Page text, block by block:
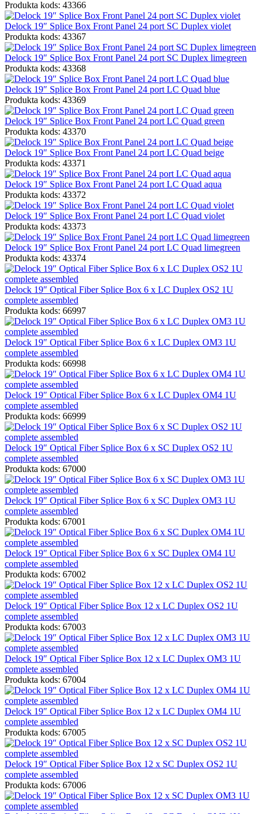
Produkta kods: 43366
Delock 19″ Splice Box Front Panel 24 port SC Duplex violet
Produkta kods: 43367
Delock 19″ Splice Box Front Panel 24 port SC Duplex limegreen
Produkta kods: 43368
Delock 19″ Splice Box Front Panel 24 port LC Quad blue
Produkta kods: 43369
Delock 19″ Splice Box Front Panel 24 port LC Quad green
Produkta kods: 43370
Delock 19″ Splice Box Front Panel 24 port LC Quad beige
Produkta kods: 43371
Delock 19″ Splice Box Front Panel 24 port LC Quad aqua
Produkta kods: 43372
Delock 19″ Splice Box Front Panel 24 port LC Quad violet
Produkta kods: 43373
Delock 19″ Splice Box Front Panel 24 port LC Quad limegreen
Produkta kods: 43374
Delock 19″ Optical Fiber Splice Box 6 x LC Duplex OS2 1U
complete assembled
Produkta kods: 66997
Delock 19″ Optical Fiber Splice Box 6 x LC Duplex OM3 1U
complete assembled
Produkta kods: 66998
Delock 19″ Optical Fiber Splice Box 6 x LC Duplex OM4 1U
complete assembled
Produkta kods: 66999
Delock 19″ Optical Fiber Splice Box 6 x SC Duplex OS2 1U
complete assembled
Produkta kods: 67000
Delock 19″ Optical Fiber Splice Box 6 x SC Duplex OM3 1U
complete assembled
Produkta kods: 67001
Delock 19″ Optical Fiber Splice Box 6 x SC Duplex OM4 1U
complete assembled
Produkta kods: 67002
Delock 19″ Optical Fiber Splice Box 12 x LC Duplex OS2 1U
complete assembled
Produkta kods: 67003
Delock 19″ Optical Fiber Splice Box 12 x LC Duplex OM3 1U
complete assembled
Produkta kods: 67004
Delock 19″ Optical Fiber Splice Box 12 x LC Duplex OM4 1U
complete assembled
Produkta kods: 67005
Delock 19″ Optical Fiber Splice Box 12 x SC Duplex OS2 1U
complete assembled
Produkta kods: 67006